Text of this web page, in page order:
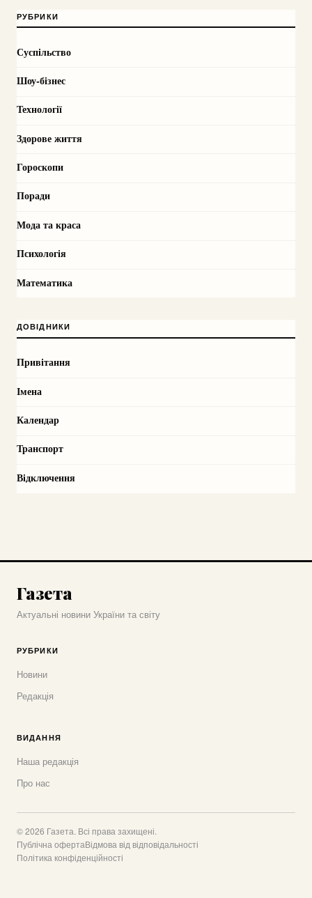
РУБРИКИ
Суспільство
Шоу-бізнес
Технології
Здорове життя
Гороскопи
Поради
Мода та краса
Психологія
Математика
ДОВІДНИКИ
Привітання
Імена
Календар
Транспорт
Відключення
Газета
Актуальні новини України та світу
РУБРИКИ
Новини
Редакція
ВИДАННЯ
Наша редакція
Про нас
© 2026 Газета. Всі права захищені.
Публічна офертаВідмова від відповідальності
Політика конфіденційності